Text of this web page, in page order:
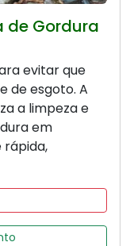
de Gordura
evitar que
de esgoto. A
a limpeza e
em
rápida,